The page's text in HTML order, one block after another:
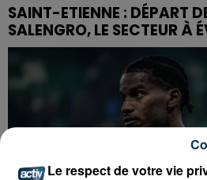
SAINT-ETIENNE : DÉPART
SALENGRO, LE SECTEUR À
Le respect de votre vie